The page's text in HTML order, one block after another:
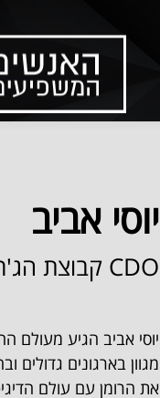
יוסי אביב
CDO קבוצת
מגוון בארגונים גדולים